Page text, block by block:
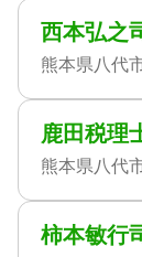
西本弘之
熊本県八代
鹿田税理
熊本県八代
柿本敏行